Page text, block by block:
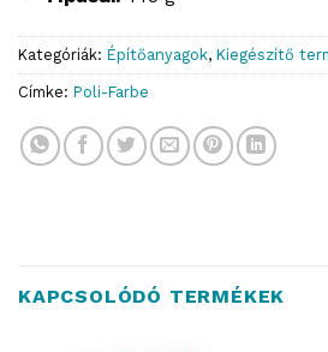
Kategóriák: Építőanyagok, Kiegészítő
Címke: Poli-Farbe
KAPCSOLÓDÓ TERMÉKEK